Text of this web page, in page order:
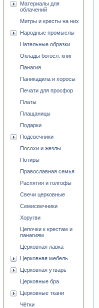
Материалы для
облачений
Митры и кресты на них
Народные промыслы
Нательные образки
Оклады богосл. книг
Панагия
Паникадила и хоросы
Печати для просфор
Платы
Плащаницы
Подарки
Подсвечники
Посохи и жезлы
Потиры
Православная семья
Распятия и голгофы
Свечи церковные
Семисвечники
Хоругви
Цепочки к крестам и
панагиям
Церковная лавка
Церковная мебель
Церковная утварь
Церковные бра
Церковные ткани
Чётки